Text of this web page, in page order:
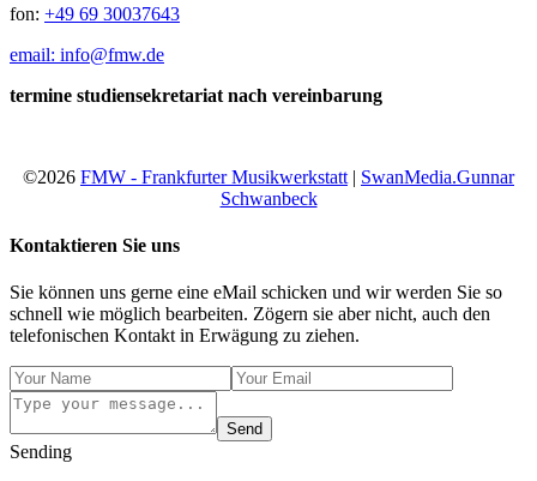
fon: +49 69 30037643
email: info@fmw.de
termine studiensekretariat nach vereinbarung
©2026 FMW - Frankfurter Musikwerkstatt | SwanMedia.Gunnar
Schwanbeck
Kontaktieren Sie uns
Sie können uns gerne eine eMail schicken und wir werden Sie so
schnell wie möglich bearbeiten. Zögern sie aber nicht, auch den
telefonischen Kontakt in Erwägung zu ziehen.
Send
Sending